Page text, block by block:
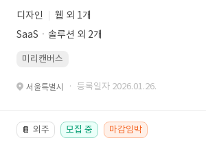
디자인
웹 외 1개
SaaSㆍ솔루션 외 2개
미리캔버스
서울특별시 · 등록일자 2026.01.26.
📔 외주 모집 중 마감임박